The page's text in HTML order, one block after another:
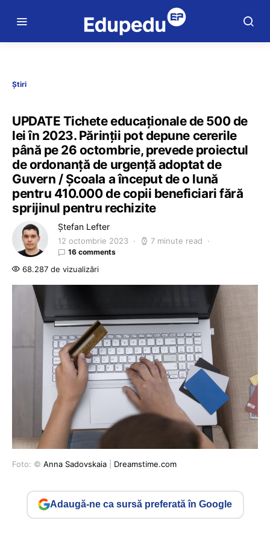
Știri
UPDATE Tichete educaționale de 500 de
lei în 2023. Părinții pot depune cererile
până pe 26 octombrie, prevede proiectul
de ordonanță de urgență adoptat de
Guvern / Școala a început de o lună
pentru 410.000 de copii beneficiari fără
sprijinul pentru rechizite
Ștefan Lefter
12 octombrie 2023 7 minute read
16 comments
68.287 de vizualizări
Foto: © Anna Sadovskaia Dreamstime.com
Adaugă-ne ca sursă preferată în Google